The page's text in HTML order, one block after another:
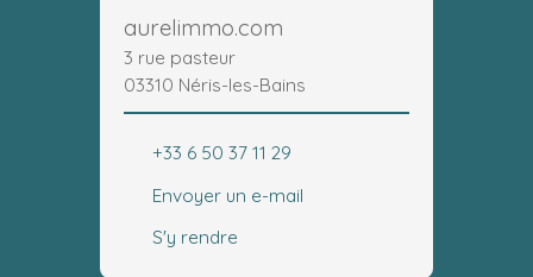
aurelimmo.com
3 rue pasteur
03310 Néris-les-Bains
+33 6 50 37 11 29
Envoyer un e-mail
S'y rendre